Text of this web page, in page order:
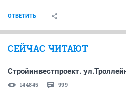
ОТВЕТИТЬ
СЕЙЧАС ЧИТАЮТ
Стройинвестпроект.
144845 999